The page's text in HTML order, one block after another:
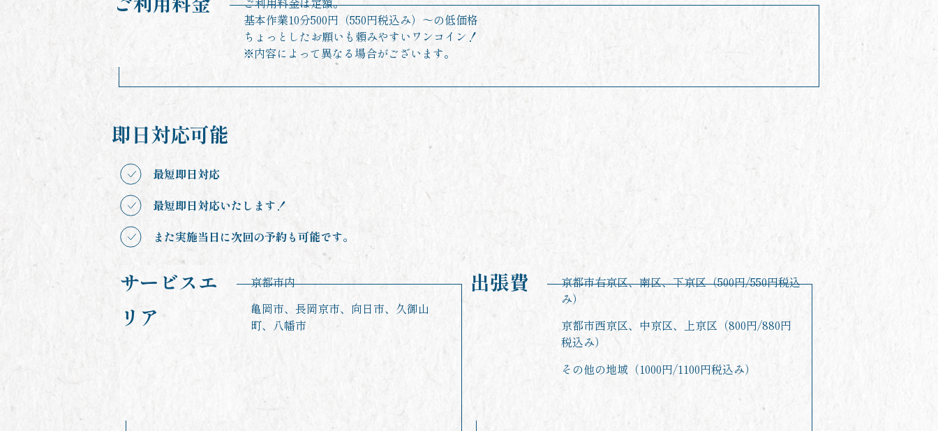
ご利用料金は定額。
基本作業10分500円（550円税込み）〜の低価格
ちょっとしたお願いも頼みやすいワンコイン！
※内容によって異なる場合がございます。
即日対応可能
最短即日対応
最短即日対応いたします！
また実施当日に次回の予約も可能です。
サービスエ
リア
京都市内
亀岡市、長岡京市、向日市、久御山
町、八幡市
出張費
京都市右京区、南区、下京区（500円/550円税込
み）
京都市西京区、中京区、上京区（800円/880円
税込み）
その他の地域（1000円/1100円税込み）